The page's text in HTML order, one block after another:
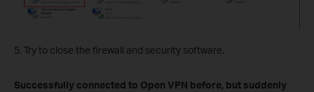
5. Try to close the firewall and security software.
Successfully connected to Open VPN before, but suddenly